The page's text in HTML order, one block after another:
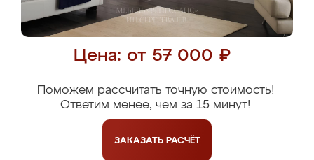
Цена: от 57 000 ₽
Поможем рассчитать точную стоимость!
Ответим менее, чем за 15 минут!
ЗАКАЗАТЬ РАСЧЁТ